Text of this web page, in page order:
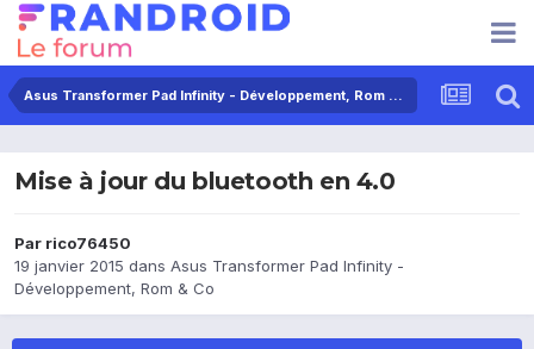
Asus Transformer Pad Infinity - Développement, Rom & Co
Mise à jour du bluetooth en 4.0
Par rico76450
19 janvier 2015 dans Asus Transformer Pad Infinity -
Développement, Rom & Co